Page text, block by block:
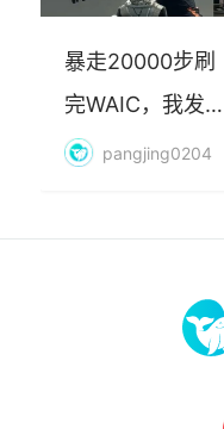
暴走20000步刷
完WAIC，我发现
AI最赚钱的不是
pangjing0204